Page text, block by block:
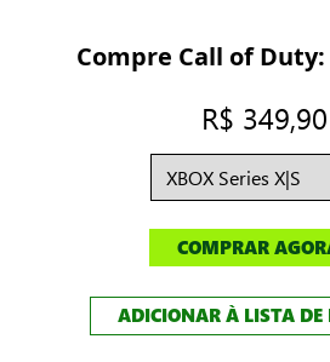
Compre Call of Duty:
R$ 349,90
COMPRAR
ADICIONAR À LISTA DE